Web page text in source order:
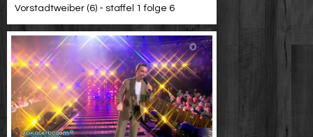
Vorstadtweiber (6) - staffel 1 folge 6